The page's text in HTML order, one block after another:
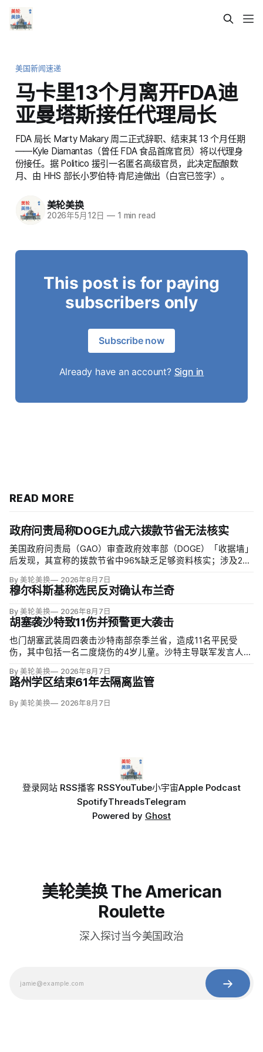
美国新闻速递
马卡里13个月离开FDA迪
亚曼塔斯接任代理局长
FDA 局长 Marty Makary 周二正式辞职、结束其 13 个月任期
——Kyle Diamantas（曾任 FDA 食品首席官员）将以代理身
份接任。据 Politico 援引一名匿名高级官员，此决定酝酿数
月、由 HHS 部长小罗伯特·肯尼迪做出（白宫已签字）。
美轮美换
2026年5月12日 —1 min read
This post is for paying
subscribers only
Subscribe now
Already have an account? Sign in
READ MORE
政府问责局称DOGE九成六拨款节省无法核实
美国政府问责局（GAO）审查政府效率部（DOGE）「收据墙」
后发现，其宣称的拨款节省中96%缺乏足够资料核实；涉及274
三分之二无法验证或不符合其公开方法，264份拟终止租约中
108份早已进入终止流程。
By 美轮美换 2026年8月7日
穆尔科斯基称选民反对确认布兰奇
By 美轮美换 2026年8月7日
胡塞袭沙特致11伤并预警更大袭击
也门胡塞武装周四袭击沙特南部奈季兰省，造成11名平民受
伤，其中包括一名二度烧伤的4岁儿童。沙特主导联军发言人图
区；
By 美轮美换 2026年8月7日
路州学区结束61年去隔离监管
By 美轮美换 2026年8月7日
登录网站 RSS播客 RSSYouTube小宇宙Apple Podcast
SpotifyThreadsTelegram
Powered by Ghost
美轮美换 The American
Roulette
深入探讨当今美国政治